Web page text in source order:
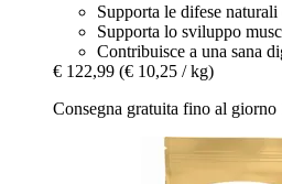
Supporta le difese
Supporta lo sviluppo
Contribuisce a una sana
€ 122,99 (€ 10,25 / kg)
Consegna gratuita fino al giorno